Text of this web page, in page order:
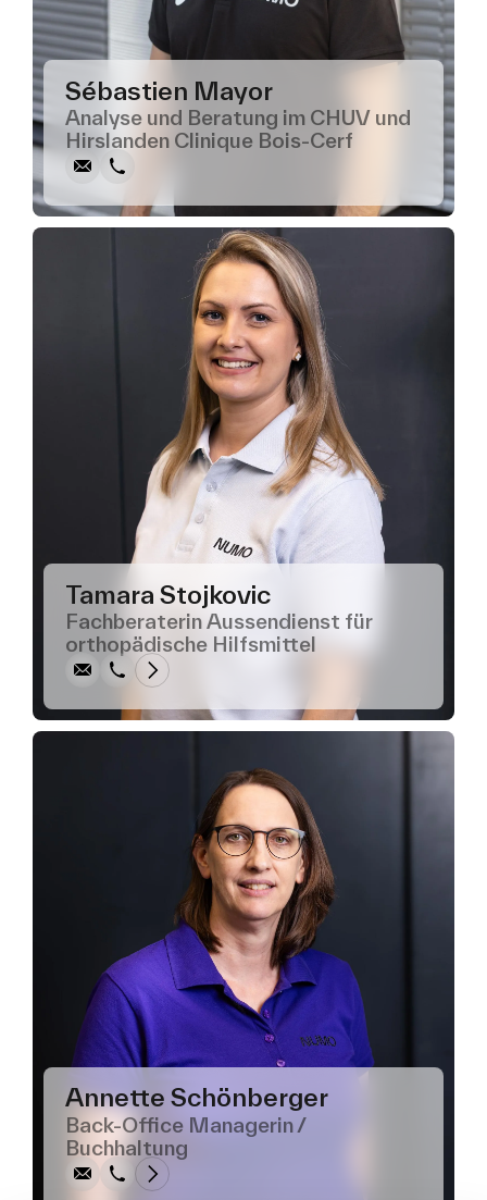
Sébastien Mayor
Analyse und Beratung im CHUV und
Hirslanden Clinique Bois-Cerf
SchreibenKopieren
AnrufenKopieren
Tamara Stojkovic
Fachberaterin Aussendienst für
orthopädische Hilfsmittel
SchreibenKopieren
AnrufenKopieren
Annette Schönberger
Back-Office Managerin /
Buchhaltung
SchreibenKopieren
AnrufenKopieren